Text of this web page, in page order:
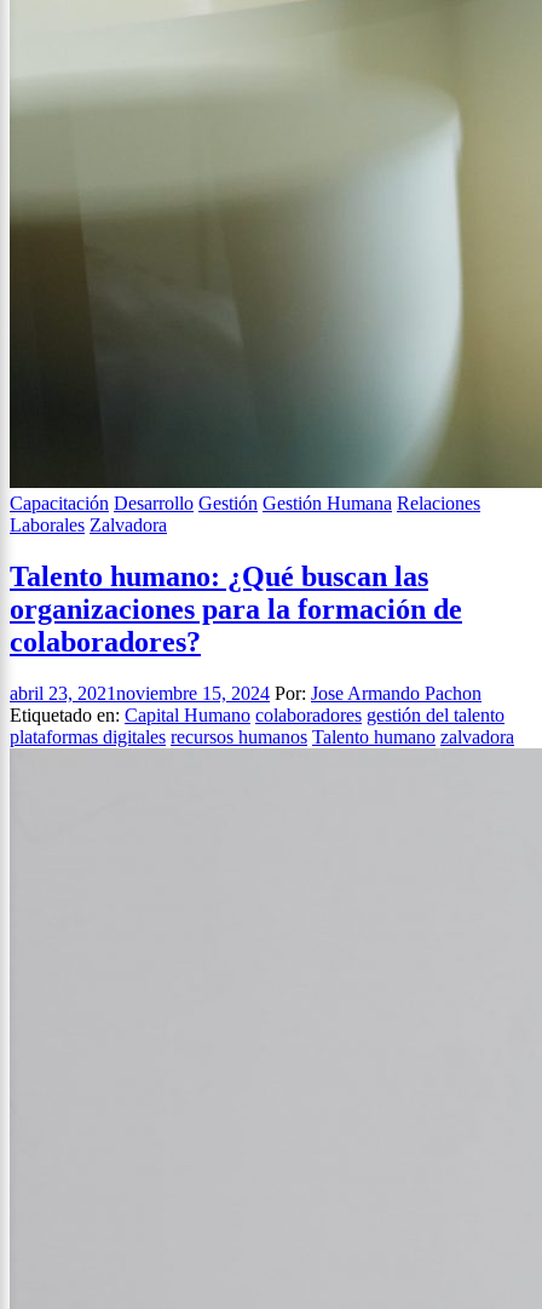
Capacitación Desarrollo Gestión Gestión Humana Relaciones
Laborales Zalvadora
Talento humano: ¿Qué buscan las
organizaciones para la formación de
colaboradores?
abril 23, 2021noviembre 15, 2024 Por: Jose Armando Pachon
Etiquetado en: Capital Humano colaboradores gestión del talento
plataformas digitales recursos humanos Talento humano zalvadora